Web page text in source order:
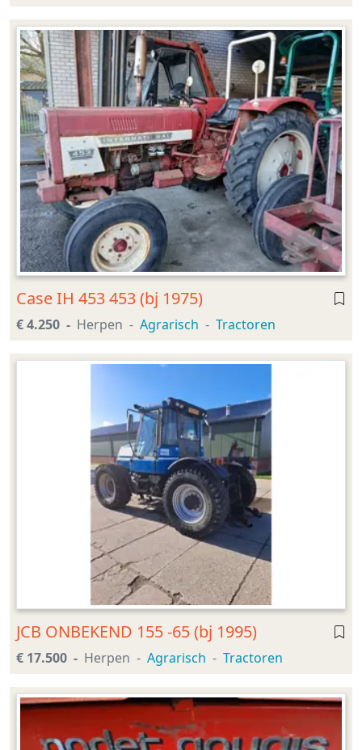
Case IH 453 453 (bj 1975)
€ 4.250 Herpen Agrarisch Tractoren
JCB ONBEKEND 155 -65 (bj 1995)
€ 17.500 Herpen Agrarisch Tractoren